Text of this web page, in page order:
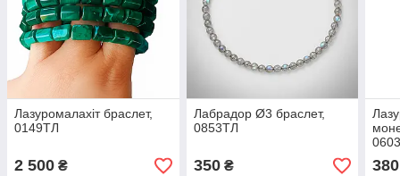
Лазуромалахіт браслет,
0149ТЛ
2 500 ₴
Лабрадор Ø3 браслет,
0853ТЛ
350₴ 380